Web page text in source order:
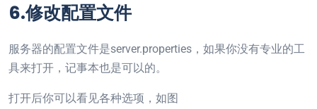
6.修改配置文件
服务器的配置文件是server.properties，如果你没有专业的工
具来打开，记事本也是可以的。
打开后你可以看见各种选项，如图